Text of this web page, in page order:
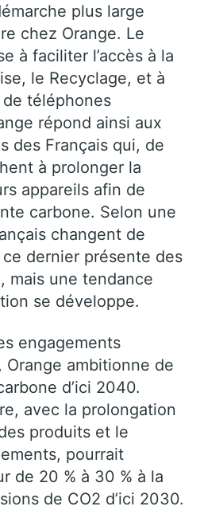
plus large
chez Orange. Le
à faciliter l’accès à la
le Recyclage, et à
de téléphones
répond ainsi aux
des Français qui, de
à prolonger la
appareils afin de
carbone. Selon une
changent de
dernier présente des
mais une tendance
se développe.
engagements
ambitionne de
d’ici 2040.
avec la prolongation
produits et le
pourrait
de 20 % à 30 % à la
de CO2 d’ici 2030.